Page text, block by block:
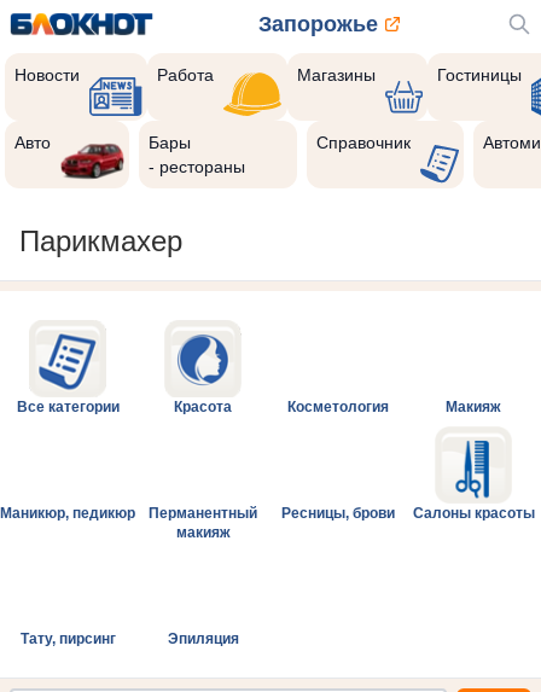
Запорожье
Новости Работа Магазины Гостиницы
Авто
Бары
- рестораны
Справочник
Парикмахер
Все категории Красота Косметология Макияж
Маникюр, педикюр
Перманентный
макияж
Ресницы, брови Салоны красоты
Тату, пирсинг Эпиляция